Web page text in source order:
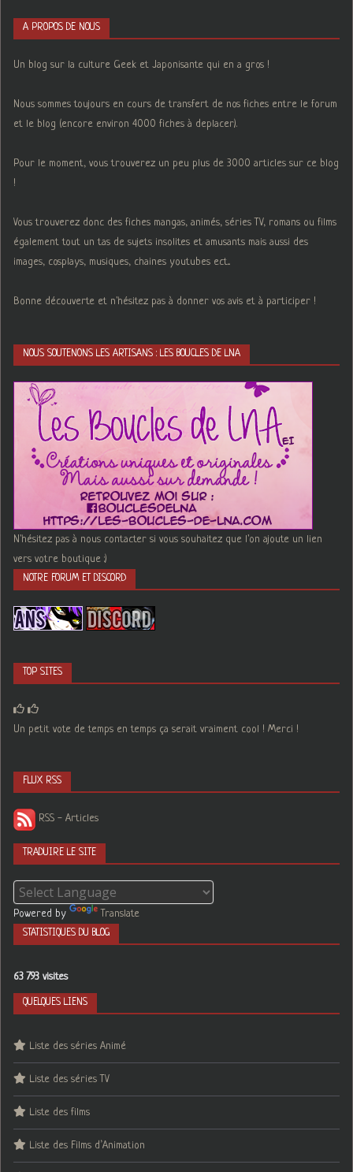
A PROPOS DE NOUS
Un blog sur la culture Geek et Japonisante qui en a gros !
Nous sommes toujours en cours de transfert de nos fiches entre le forum
et le blog (encore environ 4000 fiches à deplacer).
Pour le moment, vous trouverez un peu plus de 3000 articles sur ce blog
!
Vous trouverez donc des fiches mangas, animés, séries TV, romans ou films
également tout un tas de sujets insolites et amusants mais aussi des
images, cosplays, musiques, chaines youtubes ect...
Bonne découverte et n'hésitez pas à donner vos avis et à participer !
NOUS SOUTENONS LES ARTISANS : LES BOUCLES DE LNA
N'hésitez pas à nous contacter si vous souhaitez que l'on ajoute un lien
vers votre boutique :)
NOTRE FORUM ET DISCORD
TOP SITES
Un petit vote de temps en temps ça serait vraiment cool ! Merci !
FLUX RSS
RSS - Articles
TRADUIRE LE SITE
Powered by Translate
STATISTIQUES DU BLOG
63 793 visites
QUELQUES LIENS
Liste des séries Animé
Liste des séries TV
Liste des films
Liste des Films d’Animation